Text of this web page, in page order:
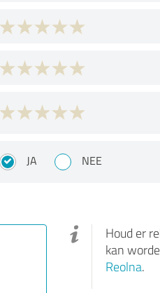
JA NEE
Houd er
kan
Reolna.